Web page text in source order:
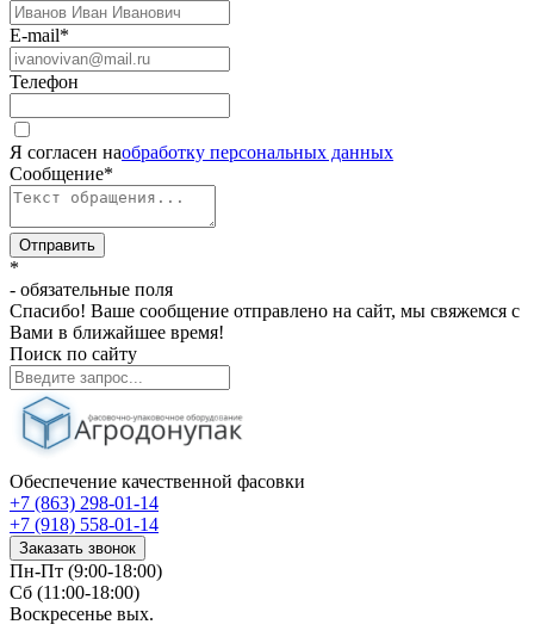
E-mail*
Телефон
Я согласен наобработку персональных данных
Сообщение*
Отправить
*
- обязательные поля
Спасибо! Ваше сообщение отправлено на сайт, мы свяжемся с
Вами в ближайшее время!
Поиск по сайту
Обеспечение качественной фасовки
+7 (863) 298-01-14
+7 (918) 558-01-14
Заказать звонок
Пн-Пт (9:00-18:00)
Сб (11:00-18:00)
Воскресенье вых.